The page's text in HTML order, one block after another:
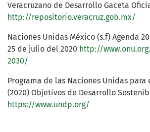
Veracruzano de Desarrollo Gaceta
http://repositorio.veracruz.gob.mx/
Naciones Unidas México (s.f) Agenda
25 de julio del 2020 http://
2030/
Programa de las Naciones Unidas para
(2020) Objetivos de Desarrollo
https://www.undp.org/